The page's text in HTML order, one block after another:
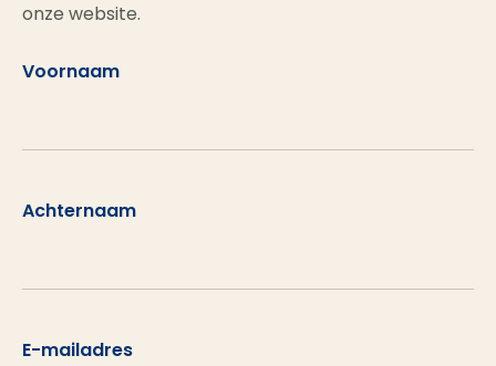
onze website.
Voornaam
Achternaam
E-mailadres